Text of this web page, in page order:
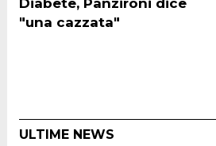
"una cazzata"
ULTIME NEWS